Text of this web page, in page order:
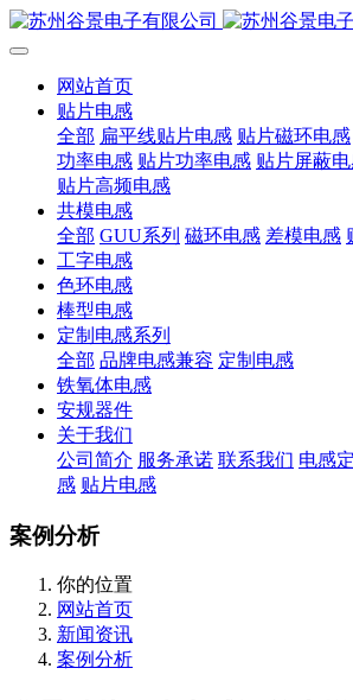
网站首页
贴片电感
全部 扁平线贴片电感 贴片磁环电感
功率电感 贴片功率电感 贴片屏蔽
贴片高频电感
共模电感
全部 GUU系列 磁环电感 差模电感
工字电感
色环电感
棒型电感
定制电感系列
全部 品牌电感兼容 定制电感
铁氧体电感
安规器件
关于我们
公司简介 服务承诺 联系我们 电感
感 贴片电感
案例分析
你的位置
网站首页
新闻资讯
案例分析